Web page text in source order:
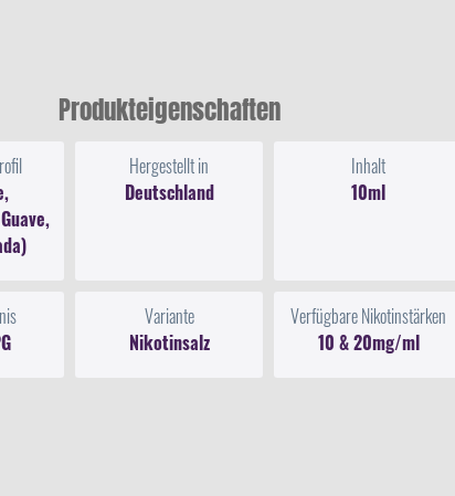
Produkteigenschaften
Hergestellt in
Deutschland
Inhalt
10ml
Variante
Nikotinsalz
Verfügbare Nikotinstärken
10 & 20mg/ml